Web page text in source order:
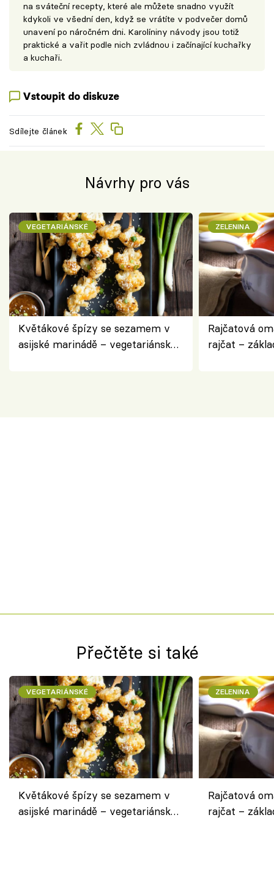
na sváteční recepty, které ale můžete snadno využít
kdykoli ve všední den, když se vrátíte v podvečer domů
unavení po náročném dni. Karolíniny návody jsou totiž
praktické a vařit podle nich zvládnou i začínající kuchařky
a kuchaři.
Vstoupit do diskuze
Sdílejte článek
Návrhy pro vás
VEGETARIÁNSKÉ
Květákové špízy se sezamem v
asijské marinádě – vegetariánská
ZELENINA
Rajčatová
rajčat –
Přečtěte si také
VEGETARIÁNSKÉ
Květákové špízy se sezamem v
asijské marinádě – vegetariánská
ZELENINA
Rajčatová
rajčat –